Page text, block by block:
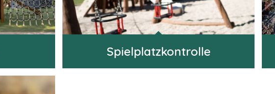
Spielplatzkontrolle